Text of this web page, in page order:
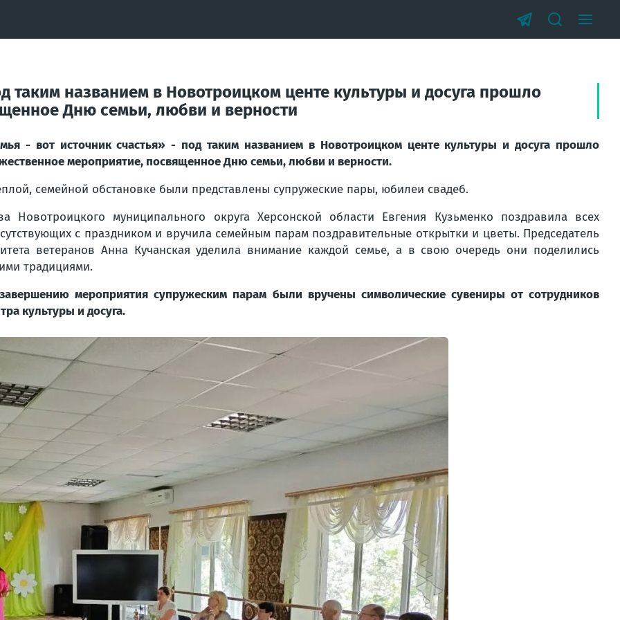
таким названием в Новотроицком центе культуры и досуга прошло
Дню семьи, любви и верности
- вот источник счастья» - под таким названием в Новотроицком центе культуры и досуга прошло
мероприятие, посвященное Дню семьи, любви и верности.
семейной обстановке были представлены супружеские пары, юбилеи свадеб.
Новотроицкого муниципального округа Херсонской области Евгения Кузьменко поздравила всех
с праздником и вручила семейным парам поздравительные открытки и цветы. Председатель
ветеранов Анна Кучанская уделила внимание каждой семье, а в свою очередь они поделились
традициями.
мероприятия супружеским парам были вручены символические сувениры от сотрудников
культуры и досуга.